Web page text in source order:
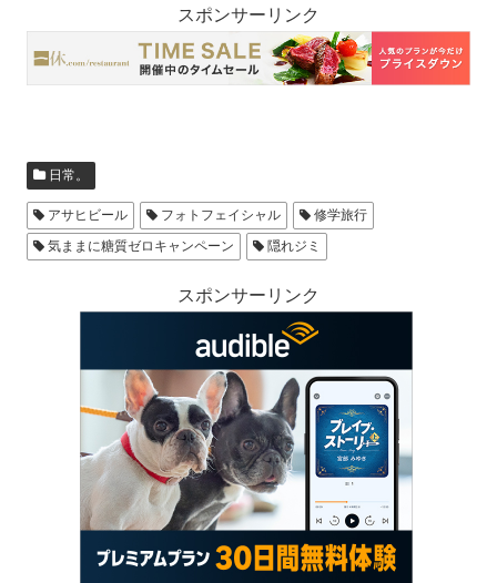
スポンサーリンク
日常。
アサヒビール フォトフェイシャル
修学旅行
気ままに糖質ゼロキャンペーン
隠れジミ
スポンサーリンク